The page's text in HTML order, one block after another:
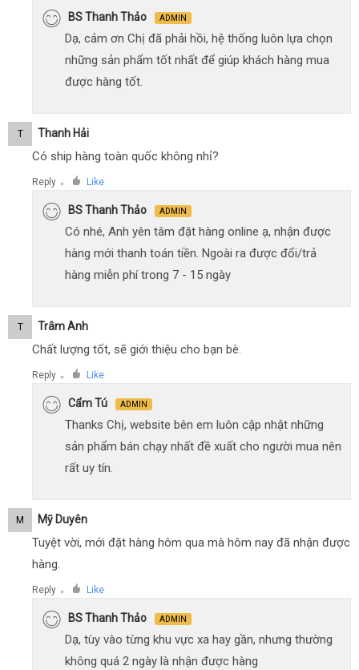
BS Thanh Thảo ADMIN
Dạ, cảm ơn Chị đã phải hồi, hệ thống luôn lựa chọn
những sản phẩm tốt nhất để giúp khách hàng mua
được hàng tốt.
T Thanh Hải
Có ship hàng toàn quốc không nhỉ?
Reply ● Like
BS Thanh Thảo ADMIN
Có nhé, Anh yên tâm đặt hàng online ạ, nhận được
hàng mới thanh toán tiền. Ngoài ra được đổi/trả
hàng miễn phí trong 7 - 15 ngày
T Trâm Anh
Chất lượng tốt, sẽ giới thiệu cho bạn bè.
Reply ● Like
Cẩm Tú ADMIN
Thanks Chị, website bên em luôn cập nhật những
sản phẩm bán chạy nhất đề xuất cho người mua nên
rất uy tín.
M Mỹ Duyên
Tuyệt vời, mới đặt hàng hôm qua mà hôm nay đã nhận được
hàng.
Reply ● Like
BS Thanh Thảo ADMIN
Dạ, tùy vào từng khu vực xa hay gần, nhưng thường
không quá 2 ngày là nhận được hàng